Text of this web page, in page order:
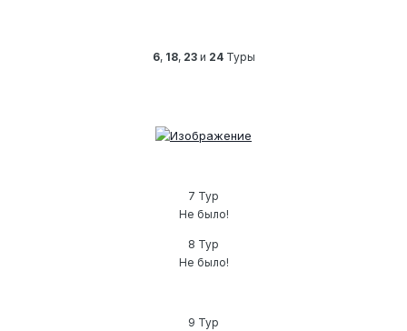
6, 18, 23и 24Туры
7 Тур
Не было!
8 Тур
Не было!
9 Тур